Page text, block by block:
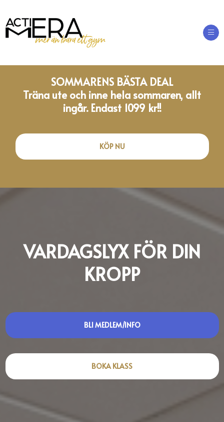
SOMMARENS BÄSTA DEAL
Träna ute och inne hela sommaren, allt
ingår. Endast 1099 kr!!
KÖP NU
VARDAGSLYX FÖR DIN
KROPP
BLI MEDLEM/INFO
BOKA KLASS